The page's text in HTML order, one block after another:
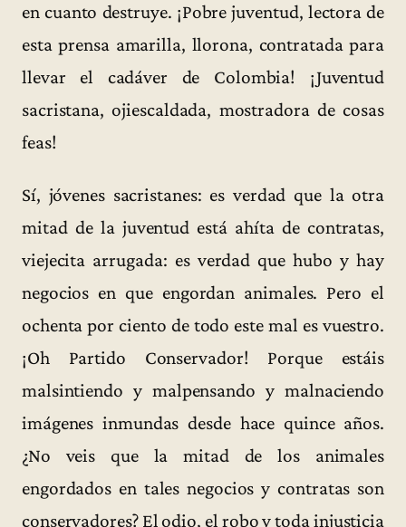
en cuanto destruye. ¡Pobre juventud, lectora de
esta prensa amarilla, llorona, contratada para
llevar el cadáver de Colombia! ¡Juventud
sacristana, ojiescaldada, mostradora de cosas
feas!
Sí, jóvenes sacristanes: es verdad que la otra
mitad de la juventud está ahíta de contratas,
viejecita arrugada: es verdad que hubo y hay
negocios en que engordan animales. Pero el
ochenta por ciento de todo este mal es vuestro.
¡Oh Partido Conservador! Porque estáis
malsintiendo y malpensando y malnaciendo
imágenes inmundas desde hace quince años.
¿No veis que la mitad de los animales
engordados en tales negocios y contratas son
conservadores? El odio, el robo y toda injusticia